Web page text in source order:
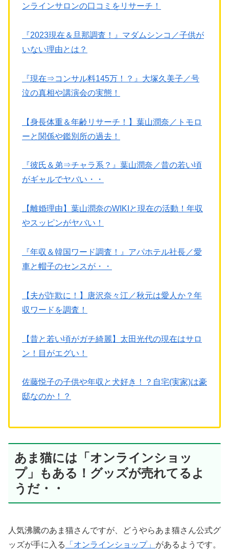
ンラインサロンの口コミをリサーチ！
『2023現在＆旦那調査！』マダムシンコ／子供が
いない理由とは？
『現在⇒コンサル料145万！？』大塚久美子／号
泣の真相や講演会の実態！
【身長体重＆年齢リサーチ！】葉山潤奈／トモロ
ーと関係や鑑別所の過去！
『彼氏＆弟⇒チャラ系？』葉山潤奈／昔の若い頃
がギャルでヤバい・・
【離婚理由】葉山潤奈のWIKIと現在の活動！年収
やスッピンがヤバい！
『年収＆韓国ワード調査！』アパホテル社長／愛
車と帽子のセンスが・・
【夫が詐欺に！】唐沢奈々江／秋元は愛人か？年
収ワードを調査！
【昔と若い頃がガチ綺麗】太田光代の現在はサロ
ン！目がエグい！
佐藤悦子の子供や年収と犬好き！？自宅(実家)は豪
邸なのか！？
あま猫には「オンラインショッ
プ」もある！グッズが売れてるよ
うだ・・
人気沸騰のあま猫さんですが、どうやらあま猫さん公式グ
ッズが手に入る
「オンラインショップ」 があるようです。